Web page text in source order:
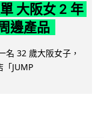
大阪女 2 年
邊產品
名 32 歲大阪女子，
JUMP